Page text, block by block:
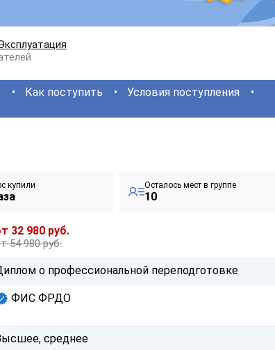
Как поступить
Условия поступления
купили Осталось мест в группе
10
32 980 руб.
54 980 руб.
о профессиональной переподготовке
ФИС ФРДО
среднее